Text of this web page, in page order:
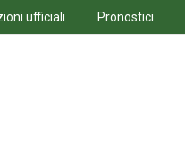
ufficiali Pronostici